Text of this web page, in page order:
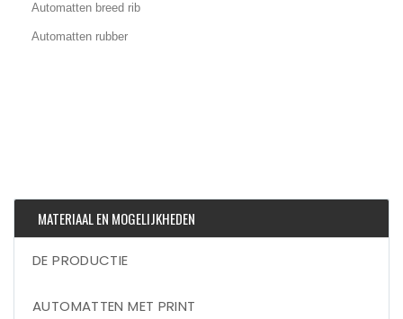
Automatten breed rib
Automatten rubber
MATERIAAL EN MOGELIJKHEDEN
DE PRODUCTIE
AUTOMATTEN MET PRINT